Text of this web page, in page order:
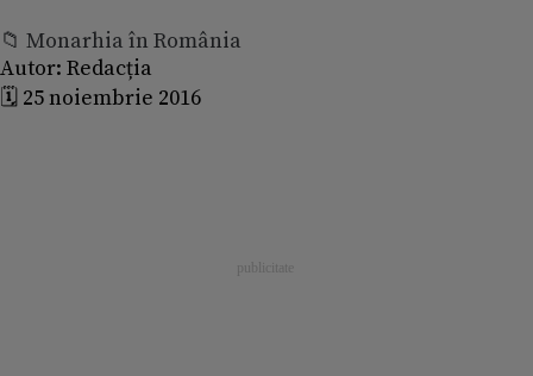
📁 Monarhia în România
Autor: Redacția
🗓️ 25 noiembrie 2016